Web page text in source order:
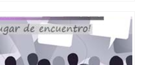
今，这是一所在世界上享有学术地
会和影响力的高等教育机构，并获
育质量的核心代表。其计算机系与会
国大学教学排名中表现优异。其毕
所处地域的世界硅谷中心得到工作